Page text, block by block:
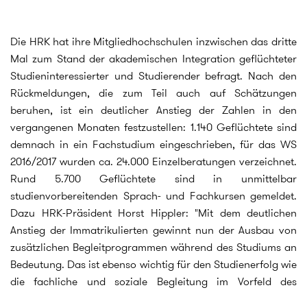
Die HRK hat ihre Mitgliedhochschulen inzwischen das dritte
Mal zum Stand der akademischen Integration geflüchteter
Studieninteressierter und Studierender befragt. Nach den
Rückmeldungen, die zum Teil auch auf Schätzungen
beruhen, ist ein deutlicher Anstieg der Zahlen in den
vergangenen Monaten festzustellen: 1.140 Geflüchtete sind
demnach in ein Fachstudium eingeschrieben, für das WS
2016/2017 wurden ca. 24.000 Einzelberatungen verzeichnet.
Rund 5.700 Geflüchtete sind in unmittelbar
studienvorbereitenden Sprach- und Fachkursen gemeldet.
Dazu HRK-Präsident Horst Hippler: "Mit dem deutlichen
Anstieg der Immatrikulierten gewinnt nun der Ausbau von
zusätzlichen Begleitprogrammen während des Studiums an
Bedeutung. Das ist ebenso wichtig für den Studienerfolg wie
die fachliche und soziale Begleitung im Vorfeld des